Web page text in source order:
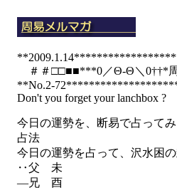
＃＃□□■■***0／Θ-Θ＼0††*
**No.2-
Don't you forget your lanchbox ?
今日の運勢を、断易で占ってみ
占法
今日の運勢を占って、沢水困
‥父 未
―兄 酉